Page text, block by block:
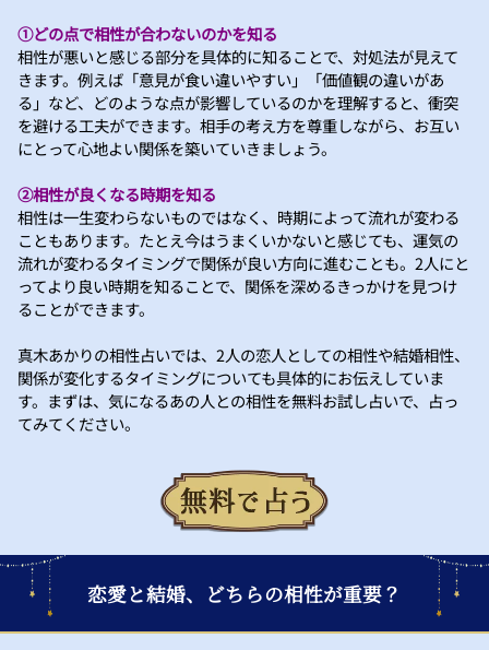
①どの点で相性が合わないのかを知る
相性が悪いと感じる部分を具体的に知ることで、対処法が見えて
きます。例えば「意見が食い違いやすい」「価値観の違いがあ
る」など、どのような点が影響しているのかを理解すると、衝突
を避ける工夫ができます。相手の考え方を尊重しながら、お互い
にとって心地よい関係を築いていきましょう。
②相性が良くなる時期を知る
相性は一生変わらないものではなく、時期によって流れが変わる
こともあります。たとえ今はうまくいかないと感じても、運気の
流れが変わるタイミングで関係が良い方向に進むことも。2人にと
ってより良い時期を知ることで、関係を深めるきっかけを見つけ
ることができます。
真木あかりの相性占いでは、2人の恋人としての相性や結婚相性、
関係が変化するタイミングについても具体的にお伝えしていま
す。まずは、気になるあの人との相性を無料お試し占いで、占っ
てみてください。
恋愛と結婚、どちらの相性が重要？